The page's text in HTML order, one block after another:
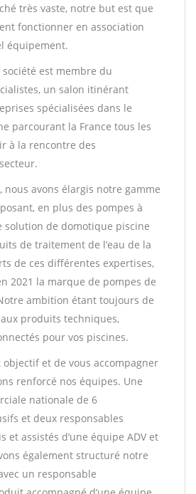
très vaste, notre but est que
fonctionner en association
équipement.
est membre du
un salon itinérant
spécialisées dans le
parcourant la France tous les
à la rencontre des
nous avons élargis notre gamme
en plus des pompes à
solution de domotique piscine
de traitement de l’eau de la
de ces différentes expertises,
2021 la marque de pompes de
ambition étant toujours de
produits techniques,
pour vos piscines.
objectif et de vous accompagner
renforcé nos équipes. Une
nationale de 6
et deux responsables
et assistés d’une équipe ADV et
également structuré notre
un responsable